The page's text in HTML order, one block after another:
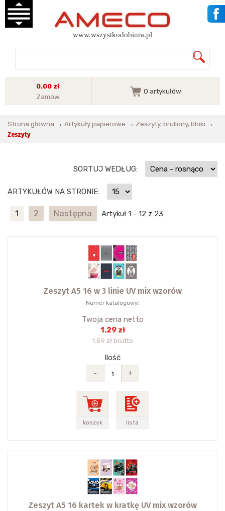
www.wszystkodobiura.pl
0.00 zł
Zamów
0 artykułów
Strona główna → Artykuły papierowe → Zeszyty, bruliony, bloki →
Zeszyty
SORTUJ WEDŁUG:
ARTYKUŁÓW NA STRONIE:
1 2 Następna Artykuł 1 - 12 z 23
Zeszyt A5 16 w 3 linie UV mix wzorów
Numer katalogowy:
Twoja cena netto
1.29 zł
1.59 zł brutto
Ilość
-
+
koszyk lista
Zeszyt A5 16 kartek w kratkę UV mix wzorów